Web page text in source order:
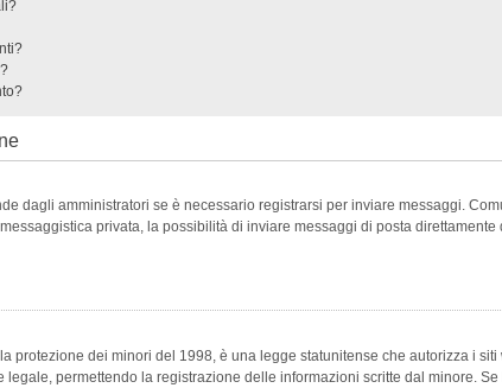
dagli amministratori se è necessario registrarsi per inviare messaggi.
privata, la possibilità di inviare messaggi di posta
protezione dei minori del 1998, è una legge statunitense che autorizza i
legale, permettendo la registrazione delle informazioni scritte dal minore.